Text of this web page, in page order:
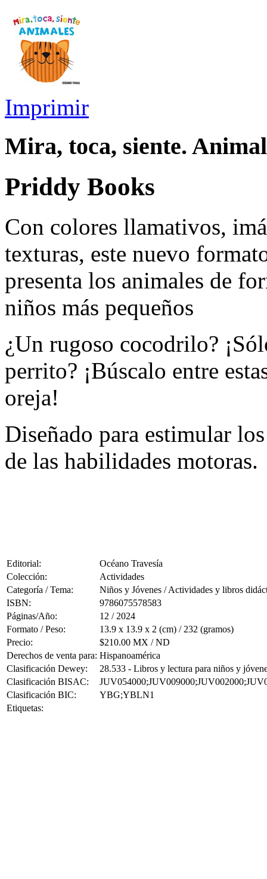
Imprimir
Mira, toca, siente.
Priddy Books
Con colores llamativos,
texturas, este nuevo
presenta los animales de
niños más pequeños
¿Un rugoso cocodrilo?
perrito? ¡Búscalo entre
oreja!
Diseñado para estimular
de las habilidades motoras.
Editorial:
Océano Travesía
Colección:
Actividades
Categoría / Tema:
Niños y Jóvenes / Actividades y libros
ISBN:
9786075578583
Páginas/Año:
12 / 2024
Formato / Peso:
13.9 x 13.9 x 2 (cm) / 232 (gramos)
Precio:
$210.00 MX / ND
Derechos de venta para: Hispanoamérica
Clasificación Dewey:
28.533 - Libros y lectura para niños y
Clasificación BISAC:
Clasificación BIC:
YBG;YBLN1
Etiquetas: